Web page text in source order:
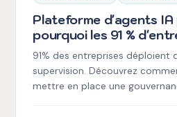
Plateforme d'agents IA
pourquoi les 91 %
déploient sans
gros
91% des entreprises déploient
supervision. Découvrez
mettre en place une